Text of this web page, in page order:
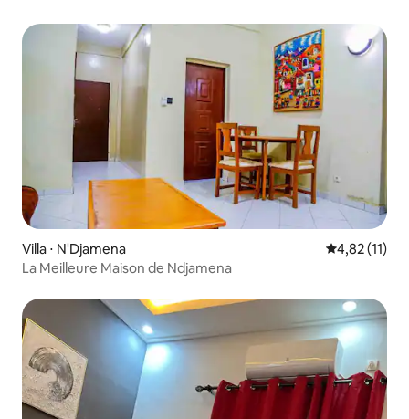
Villa ⋅ N'Djamena Évaluation
4,82 (11)
La Meilleure Maison de Ndjamena